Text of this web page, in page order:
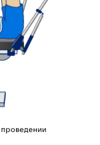
проведении